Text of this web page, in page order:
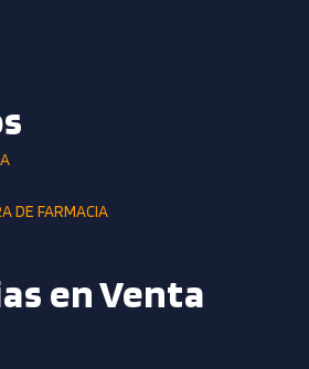
DE FARMACIA
en Venta